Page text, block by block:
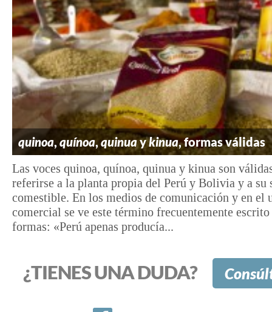
quinoa, quínoa, quinuaykinua, formas válidas
Las voces quinoa, quínoa, quinua y kinua son
referirse a la planta propia del Perú y Bolivia y a su
comestible. En los medios de comunicación y en el
comercial se ve este término frecuentemente escrito
formas: «Perú apenas producía...
¿TIENES UNA DUDA?